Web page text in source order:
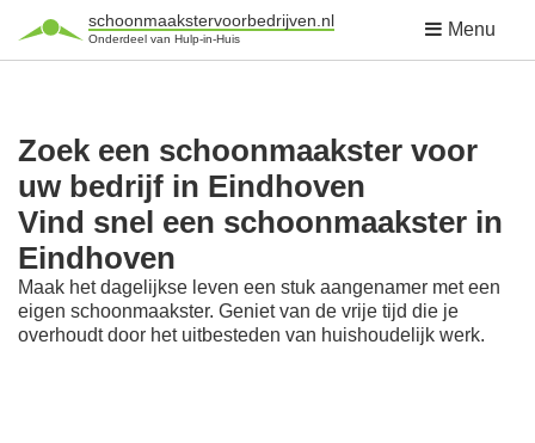
schoonmaakstervoorbedrijven.nl
Onderdeel van Hulp-in-Huis Menu
Zoek een schoonmaakster voor
uw bedrijf in Eindhoven
Vind snel een schoonmaakster in
Eindhoven
Maak het dagelijkse leven een stuk aangenamer met een
eigen schoonmaakster. Geniet van de vrije tijd die je
overhoudt door het uitbesteden van huishoudelijk werk.